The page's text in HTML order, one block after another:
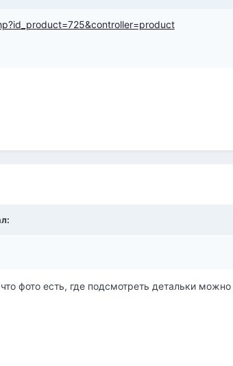
фото есть, где подсмотреть детальки можно